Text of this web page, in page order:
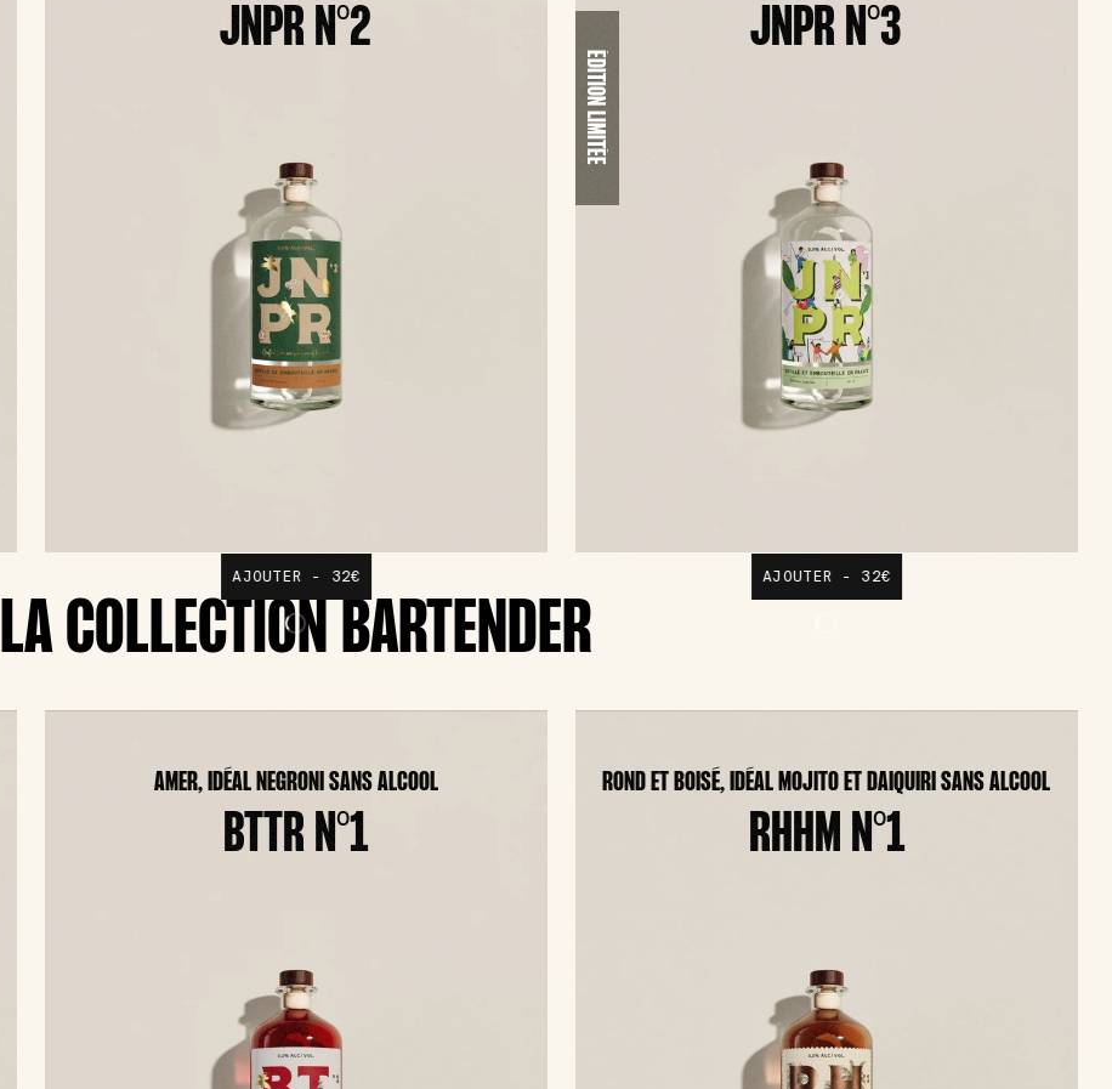
JNPR N°2
AJOUTER - 32€
ÉDITION LIMITÉE
JNPR N°3
AJOUTER - 32€
LA COLLECTION BARTENDER
AMER, IDÉAL NEGRONI SANS ALCOOL
BTTR N°1
ROND ET BOISÉ, IDÉAL MOJITO ET DAIQUIRI SANS ALCOOL
RHHM N°1